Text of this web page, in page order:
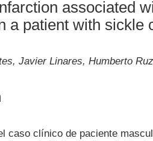
associated
a patient with sickle
Javier Linares, Humberto Ruz
caso clínico de paciente